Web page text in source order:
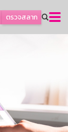
ตรวจสลาก